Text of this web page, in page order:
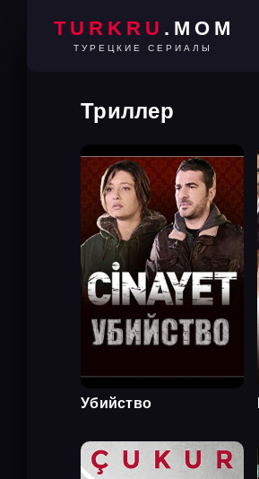
TURKRU .MOM
ТУРЕЦКИЕ СЕРИАЛЫ
Триллер
Убийство